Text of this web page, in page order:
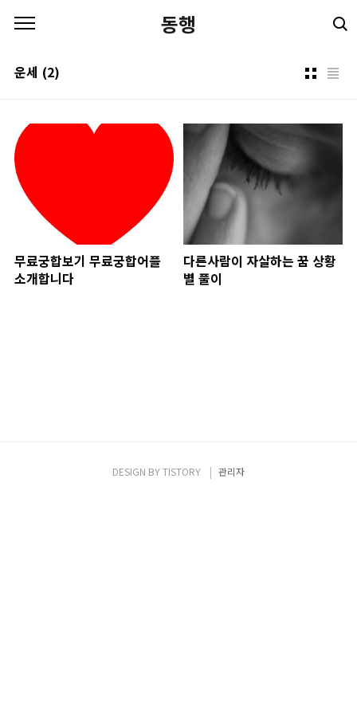
동행
운세 (2)
무료궁합보기 무료궁합어플
소개합니다
다른사람이 자살하는 꿈 상황
별 풀이
DESIGN BYTISTORY 관리자